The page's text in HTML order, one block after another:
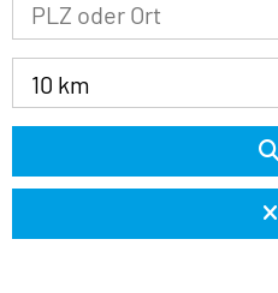
10 km